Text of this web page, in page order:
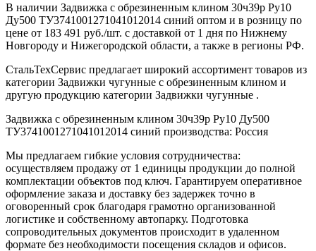
В наличии Задвижка с обрезиненным клином 30ч39р Ру10
Ду500 ТУ3741001271041012014 синий оптом и в розницу по
цене от 183 491 руб./шт. с доставкой от 1 дня по Нижнему
Новгороду и Нижегородской области, а также в регионы РФ.
СтальТехСервис предлагает широкий ассортимент товаров из
категории Задвижки чугунные с обрезиненным клином и
другую продукцию категории Задвижки чугунные .
Задвижка с обрезиненным клином 30ч39р Ру10 Ду500
ТУ3741001271041012014 синий производства: Россия
Мы предлагаем гибкие условия сотрудничества:
осуществляем продажу от 1 единицы продукции до полной
комплектации объектов под ключ. Гарантируем оперативное
оформление заказа и доставку без задержек точно в
оговоренный срок благодаря грамотно организованной
логистике и собственному автопарку. Подготовка
сопроводительных документов происходит в удаленном
формате без необходимости посещения складов и офисов.